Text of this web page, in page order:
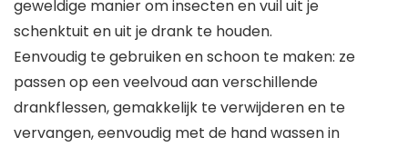
geweldige manier om insecten en vuil uit je
schenktuit en uit je drank te houden.
Eenvoudig te gebruiken en schoon te maken: ze
passen op een veelvoud aan verschillende
drankflessen, gemakkelijk te verwijderen en te
vervangen, eenvoudig met de hand wassen in